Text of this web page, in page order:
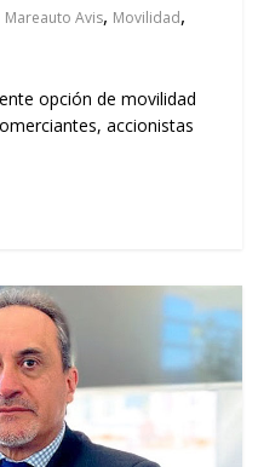
Mareauto Avis, Movilidad,
opción de movilidad
accionistas